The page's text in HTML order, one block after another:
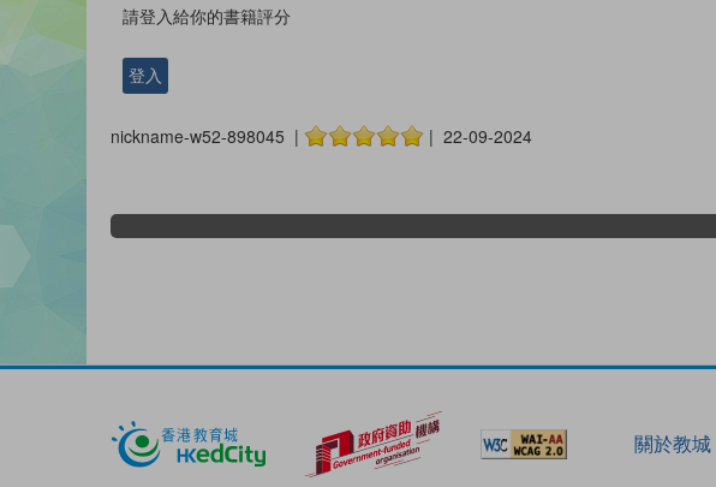
請登入給你的書籍評分
登入
nickname-w52-898045 | | 22-09-2024
關於教城